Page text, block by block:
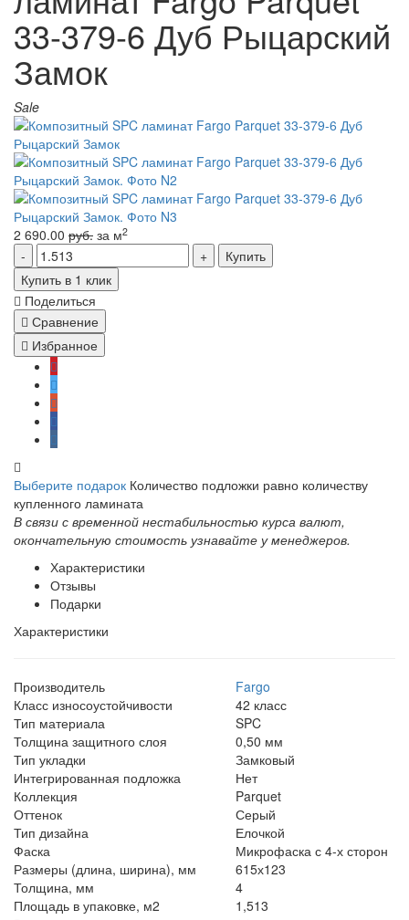
33-379-6 Дуб Рыцарский
Замок
Sale
2 690.00 руб. за м2
Купить
Купить в 1 клик
Поделиться
Сравнение
Избранное
Выберите подарок Количество подложки равно количеству
купленного ламината
В связи с временной нестабильностью курса валют,
окончательную стоимость узнавайте у менеджеров.
Характеристики
Отзывы
Подарки
Характеристики
Производитель
Fargo
Класс износоустойчивости
42 класс
Тип материала
SPC
Толщина защитного слоя
0,50 мм
Тип укладки
Замковый
Интегрированная подложка
Нет
Коллекция
Parquet
Оттенок
Серый
Тип дизайна
Елочкой
Фаска
Микрофаска с 4-х сторон
Размеры (длина, ширина), мм
615х123
Толщина, мм
4
Площадь в упаковке, м2
1,513